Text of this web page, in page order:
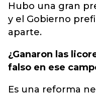
Hubo una gran
y el Gobierno
aparte.
¿Ganaron las
falso en ese
Es una reforma